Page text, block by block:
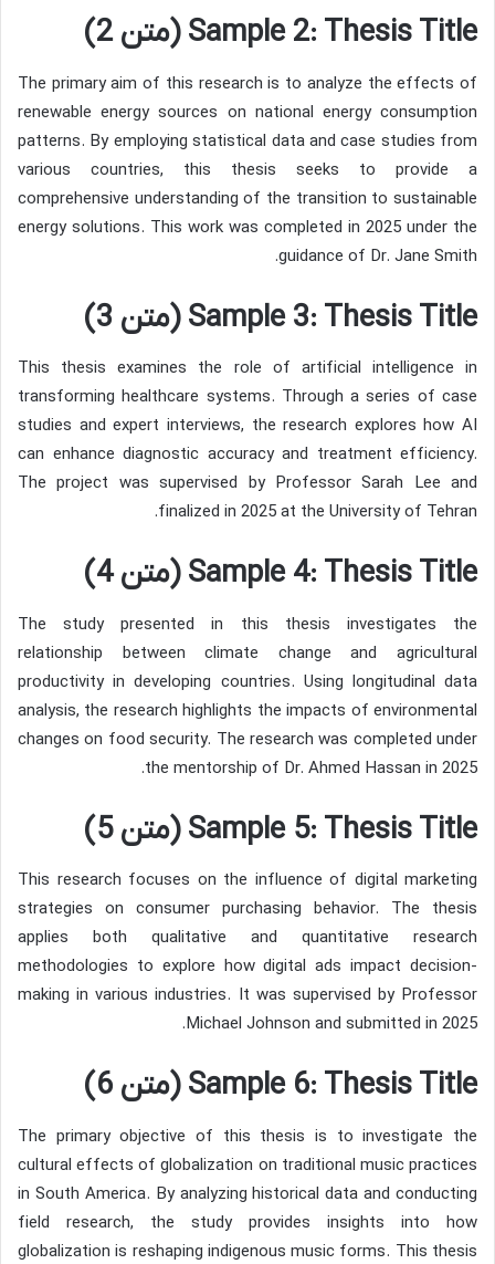
Sample 2: Thesis Title (متن 2)
The primary aim of this research is to analyze the effects of
renewable energy sources on national energy consumption
patterns. By employing statistical data and case studies from
various countries, this thesis seeks to provide a
comprehensive understanding of the transition to sustainable
energy solutions. This work was completed in 2025 under the
guidance of Dr. Jane Smith.
Sample 3: Thesis Title (متن 3)
This thesis examines the role of artificial intelligence in
transforming healthcare systems. Through a series of case
studies and expert interviews, the research explores how AI
can enhance diagnostic accuracy and treatment efficiency.
The project was supervised by Professor Sarah Lee and
finalized in 2025 at the University of Tehran.
Sample 4: Thesis Title (متن 4)
The study presented in this thesis investigates the
relationship between climate change and agricultural
productivity in developing countries. Using longitudinal data
analysis, the research highlights the impacts of environmental
changes on food security. The research was completed under
the mentorship of Dr. Ahmed Hassan in 2025.
Sample 5: Thesis Title (متن 5)
This research focuses on the influence of digital marketing
strategies on consumer purchasing behavior. The thesis
applies both qualitative and quantitative research
methodologies to explore how digital ads impact decision-
making in various industries. It was supervised by Professor
Michael Johnson and submitted in 2025.
Sample 6: Thesis Title (متن 6)
The primary objective of this thesis is to investigate the
cultural effects of globalization on traditional music practices
in South America. By analyzing historical data and conducting
field research, the study provides insights into how
globalization is reshaping indigenous music forms. This thesis